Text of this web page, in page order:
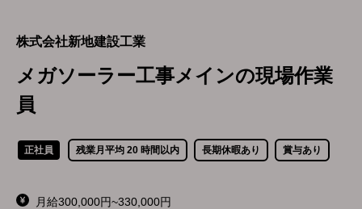
株式会社新地建設工業
メガソーラー工事メインの現場作業
員
正社員 残業月平均 20 時間以内 長期休暇あり 賞与あり
月給300,000円~330,000円